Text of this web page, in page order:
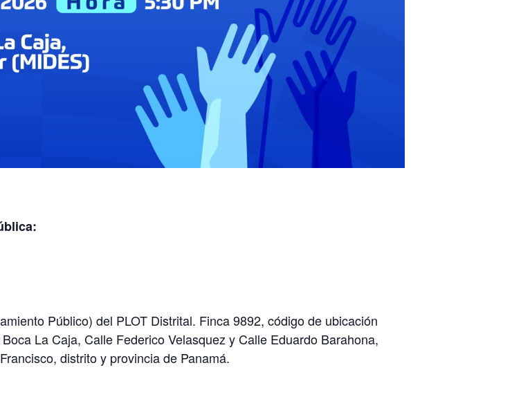
Público) del PLOT Distrital. Finca 9892, código de ubicación
La Caja, Calle Federico Velasquez y Calle Eduardo Barahona,
distrito y provincia de Panamá.